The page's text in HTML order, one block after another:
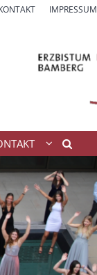
IMPRESSUM